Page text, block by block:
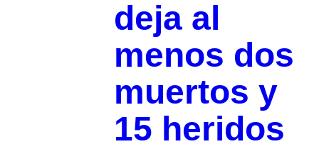
deja al
menos dos
muertos y
15 heridos